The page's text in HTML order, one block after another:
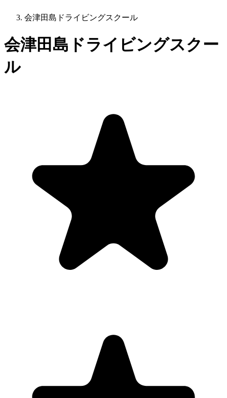
会津田島ドライビングスクール
会津田島ドライビングスクー
ル